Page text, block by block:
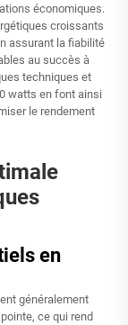
économiques.
croissants
assurant la fiabilité
au succès à
techniques et
watts en font ainsi
le rendement
en
généralement
ce qui rend